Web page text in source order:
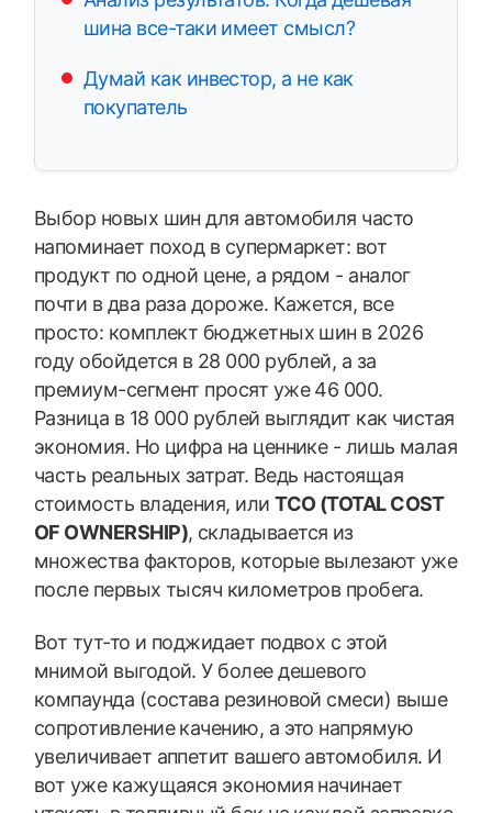
шина все-таки имеет смысл?
Думай как инвестор, а не как
покупатель
Выбор новых шин для автомобиля часто
напоминает поход в супермаркет: вот
продукт по одной цене, а рядом - аналог
почти в два раза дороже. Кажется, все
просто: комплект бюджетных шин в 2026
году обойдется в 28 000 рублей, а за
премиум-сегмент просят уже 46 000.
Разница в 18 000 рублей выглядит как чистая
экономия. Но цифра на ценнике - лишь малая
часть реальных затрат. Ведь настоящая
стоимость владения, илиTCO (TOTAL COST
OF OWNERSHIP), складывается из
множества факторов, которые вылезают уже
после первых тысяч километров пробега.
Вот тут-то и поджидает подвох с этой
мнимой выгодой. У более дешевого
компаунда (состава резиновой смеси) выше
сопротивление качению, а это напрямую
увеличивает аппетит вашего автомобиля. И
вот уже кажущаяся экономия начинает